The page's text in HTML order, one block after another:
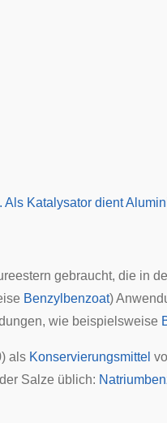
gebraucht, die in
Benzylbenzoat)
wie beispielsweise
als Konservierungsmittel
Salze üblich: